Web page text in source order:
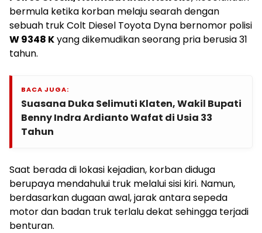
bermula ketika korban melaju searah dengan
sebuah truk Colt Diesel Toyota Dyna bernomor polisi
W 9348 Kyang dikemudikan seorang pria berusia 31
tahun.
BACA JUGA:
Suasana Duka Selimuti Klaten, Wakil Bupati
Benny Indra Ardianto Wafat di Usia 33
Tahun
Saat berada di lokasi kejadian, korban diduga
berupaya mendahului truk melalui sisi kiri. Namun,
berdasarkan dugaan awal, jarak antara sepeda
motor dan badan truk terlalu dekat sehingga terjadi
benturan.